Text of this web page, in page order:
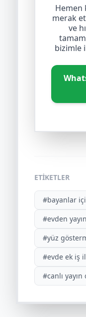
Hemen
merak
ve
bizimle
ETIKETLER
#bayanlar
#evden
#yüz
#evde ek iş
#canlı